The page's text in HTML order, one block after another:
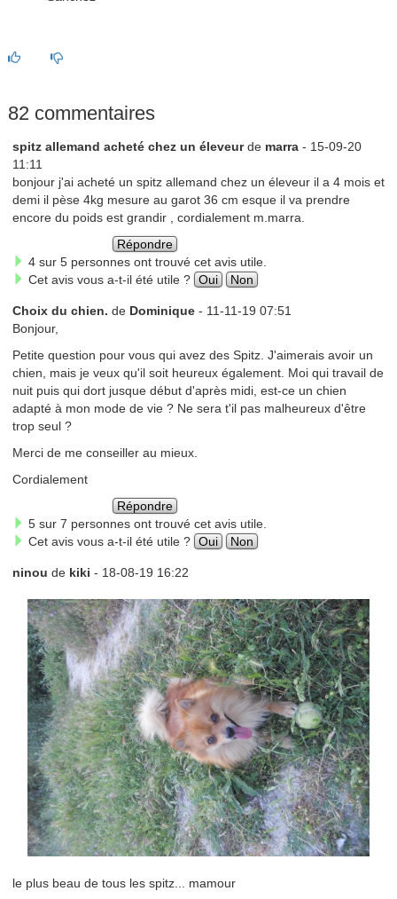
82 commentaires
spitz allemand acheté chez un éleveurde marra- 15-09-20
11:11
bonjour j'ai acheté un spitz allemand chez un éleveur il a 4 mois et
demi il pèse 4kg mesure au garot 36 cm esque il va prendre
encore du poids est grandir , cordialement m.marra.
Répondre
4 sur 5 personnes ont trouvé cet avis utile.
Cet avis vous a-t-il été utile ? Oui Non
Choix du chien. de Dominique - 11-11-19 07:51
Bonjour,
Petite question pour vous qui avez des Spitz. J'aimerais avoir un
chien, mais je veux qu'il soit heureux également. Moi qui travail de
nuit puis qui dort jusque début d'après midi, est-ce un chien
adapté à mon mode de vie ? Ne sera t'il pas malheureux d'être
trop seul ?
Merci de me conseiller au mieux.
Cordialement
Répondre
5 sur 7 personnes ont trouvé cet avis utile.
Cet avis vous a-t-il été utile ? Oui Non
ninou de kiki - 18-08-19 16:22
le plus beau de tous les spitz... mamour